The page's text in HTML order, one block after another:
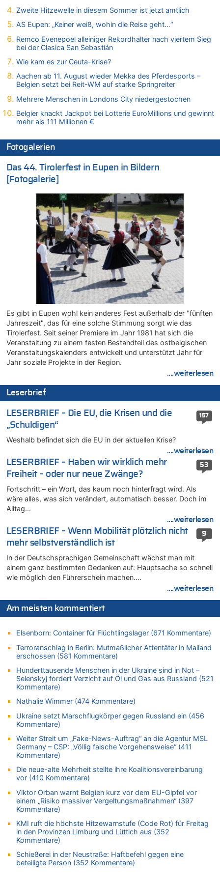
08.08.2026 - 09:27 von Ermitler zu
Eschweiler: 16-Jähriger soll seine Oma ermordet haben
08.08.2026 - 09:24 von Ermitler zu
Mehrere Menschen in Londons City niedergestochen
08.08.2026 - 09:20 von Ermitler zu
08.08.2026 - 09:02 von Detlef zu
Tempolimit in 30er-Zonen – Untersuchung von Vias
08.08.2026 - 08:50 von Mungo zu
Zweite Hitzewelle in diesem Sommer ist jetzt amtlich
08.08.2026 - 08:45 von besserwisser zu
Belgier knackt Jackpot bei Lotterie EuroMillions und gewinnt
mehr als 111 Millionen €
08.08.2026 - 08:00 von Strolch zu
AS Eupen: „Keiner weiß, wohin die Reise geht…“
08.08.2026 - 05:07 von Marcel Scholzen Eimerscheid zu
In Belgien missachten zwei von drei Autofahrern das
Tempolimit in 30er-Zonen – Untersuchung von Vias
08.08.2026 - 02:19 von Peter S. zu
In Belgien missachten zwei von drei Autofahrern das
Tempolimit in 30er-Zonen – Untersuchung von Vias
08.08.2026 - 00:26 von klar zu
Mehrere Menschen in Londons City niedergestochen
07.08.2026 - 23:52 von Hans L. zu
Aachen ab 11. August wieder Mekka des Pferdesports –
Belgien setzt bei Reit-WM auf starke Springreiter
07.08.2026 - 22:12 von Pitstop zu
Mark van Bommel offiziell als neuer Nationalcoach der Roten
Teufel vorgestellt: „Ist mir eine große Ehre“
07.08.2026 - 22:03 von Ach zu
Aachen ab 11. August wieder Mekka des Pferdesports –
07.08.2026 - 20:57 von michlaustderaffe zu
Zweite Hitzewelle in diesem Sommer ist jetzt amtlich
07.08.2026 - 20:22 von Anstreicher zu
Zweite Hitzewelle in diesem Sommer ist jetzt amtlich
07.08.2026 - 20:11 von Noah Parmentier zu
Zweite Hitzewelle in diesem Sommer ist jetzt amtlich
07.08.2026 - 19:52 von Hugo Egon Bernhard von Sinnen zu
In Belgien missachten zwei von drei Autofahrern das
Tempolimit in 30er-Zonen – Untersuchung von Vias
07.08.2026 - 18:31 von Panda46 zu
Mark van Bommel offiziell als neuer Nationalcoach der Roten
Teufel vorgestellt: „Ist mir eine große Ehre“
Zweite Hitzewelle in diesem Sommer ist jetzt amtlich
07.08.2026 - 17:55 von M der Block zu
AS Eupen: „Keiner weiß, wohin die Reise geht…“
07.08.2026 - 16:38 von Joseph Meyer zu
Wasserstand des Rheins in NRW so niedrig wie noch nie
In Belgien missachten zwei von drei Autofahrern das
Tempolimit in 30er-Zonen – Untersuchung von Vias
In Belgien missachten zwei von drei Autofahrern das
Tempolimit in 30er-Zonen – Untersuchung von Vias
07.08.2026 - 15:56 von Eifel_er zu
Mark van Bommel offiziell als neuer Nationalcoach der Roten
Teufel vorgestellt: „Ist mir eine große Ehre“
07.08.2026 - 15:43 von Hausmeister zu
Wie kam es zur Ceuta-Krise?
07.08.2026 - 15:30 von Soso zu
Aachen ab 11. August wieder Mekka des Pferdesports –
07.08.2026 - 15:13 von Joseph Meyer zu
Mark van Bommel offiziell als neuer Nationalcoach der Roten
Teufel vorgestellt: „Ist mir eine große Ehre“
07.08.2026 - 15:06 von Wolfgang2 zu
Kollision zwischen Autofahrer und Radfahrer an RAVeL-Weg
07.08.2026 - 14:35 von Vorfahrt zu
In Belgien missachten zwei von drei Autofahrern das
Tempolimit in 30er-Zonen – Untersuchung von Vias
07.08.2026 - 14:33 von Ostbelgien Direkt zu
Offiziell: Van Bommel wird Belgiens Nationaltrainer
07.08.2026 - 13:39 von alter weißer mann zu
Zurück an den Rhein: Hendrich wechselt zum 1. FC Köln
Zweite Hitzewelle in diesem Sommer ist jetzt amtlich
AS Eupen: „Keiner weiß, wohin die Reise geht…“
Remco Evenepoel alleiniger Rekordhalter nach viertem Sieg
bei der Clasica San Sebastián
Wie kam es zur Ceuta-Krise?
Aachen ab 11. August wieder Mekka des Pferdesports –
Belgien setzt bei Reit-WM auf starke Springreiter
Mehrere Menschen in Londons City niedergestochen
Belgier knackt Jackpot bei Lotterie EuroMillions und gewinnt
mehr als 111 Millionen €
Fotogalerien
Das 44. Tirolerfest in Eupen in Bildern
[Fotogalerie]
Es gibt in Eupen wohl kein anderes Fest außerhalb der "fünften
Jahreszeit", das für eine solche Stimmung sorgt wie das
Tirolerfest. Seit seiner Premiere im Jahr 1981 hat sich die
Veranstaltung zu einem festen Bestandteil des ostbelgischen
Veranstaltungskalenders entwickelt und unterstützt Jahr für
Jahr soziale Projekte in der Region.
....weiterlesen
Leserbrief
157
LESERBRIEF – Die EU, die Krisen und die
„Schuldigen“
Weshalb befindet sich die EU in der aktuellen Krise?
....weiterlesen
53
LESERBRIEF – Haben wir wirklich mehr
Freiheit – oder nur neue Zwänge?
Fortschritt – ein Wort, das kaum noch hinterfragt wird. Als
wäre alles, was sich verändert, automatisch besser. Doch im
Alltag…
....weiterlesen
9
LESERBRIEF – Wenn Mobilität plötzlich nicht
mehr selbstverständlich ist
In der Deutschsprachigen Gemeinschaft wächst man mit
einem ganz bestimmten Gedanken auf: Hauptsache so schnell
wie möglich den Führerschein machen….
....weiterlesen
Am meisten kommentiert
Elsenborn: Container für Flüchtlingslager (671 Kommentare)
Terroranschlag in Berlin: Mutmaßlicher Attentäter in Mailand
erschossen (581 Kommentare)
Hunderttausende Menschen in der Ukraine sind in Not –
Selenskyj fordert Verzicht auf Öl und Gas aus Russland (521
Kommentare)
Nathalie Wimmer (474 Kommentare)
Ukraine setzt Marschflugkörper gegen Russland ein (456
Kommentare)
Weiter Streit um „Fake-News-Auftrag“ an die Agentur MSL
Germany – CSP: „Völlig falsche Vorgehensweise“ (411
Kommentare)
Die neue-alte Mehrheit stellte ihre Koalitionsvereinbarung
vor (410 Kommentare)
Viktor Orban warnt Belgien kurz vor dem EU-Gipfel vor
einem „Risiko massiver Vergeltungsmaßnahmen“ (397
Kommentare)
KMI ruft die höchste Hitzewarnstufe (Code Rot) für Freitag
in den Provinzen Limburg und Lüttich aus (352
Kommentare)
Schießerei in der Neustraße: Haftbefehl gegen eine
beteiligte Person (352 Kommentare)